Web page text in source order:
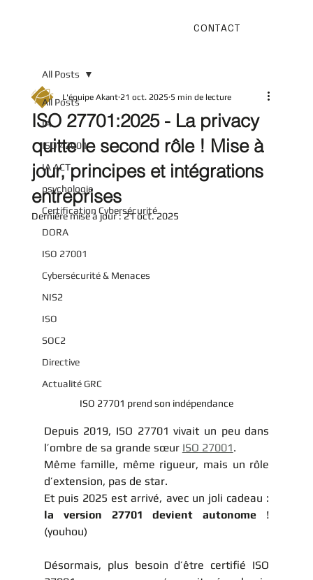
CONTACT
All Posts
IA
ISO 42001
IA ACT
psychologie
Certification Cybersécurité
DORA
ISO 27001
Cybersécurité & Menaces
NIS2
ISO
SOC2
Directive
Actualité GRC
All Posts
ISO 27701:2025 - La privacy
quitte le second rôle ! Mise à
jour, principes et intégrations
entreprises
L'équipe Akant 21 oct. 2025 5 min de lecture
Dernière mise à jour :21 oct. 2025
ISO 27701 prend son indépendance
Depuis 2019, ISO 27701 vivait un peu dans
l’ombre de sa grande sœur ISO 27001.
Même famille, même rigueur, mais un rôle
d’extension, pas de star.
la version 27701 devient autonome !
(youhou)
Désormais, plus besoin d’être certifié ISO